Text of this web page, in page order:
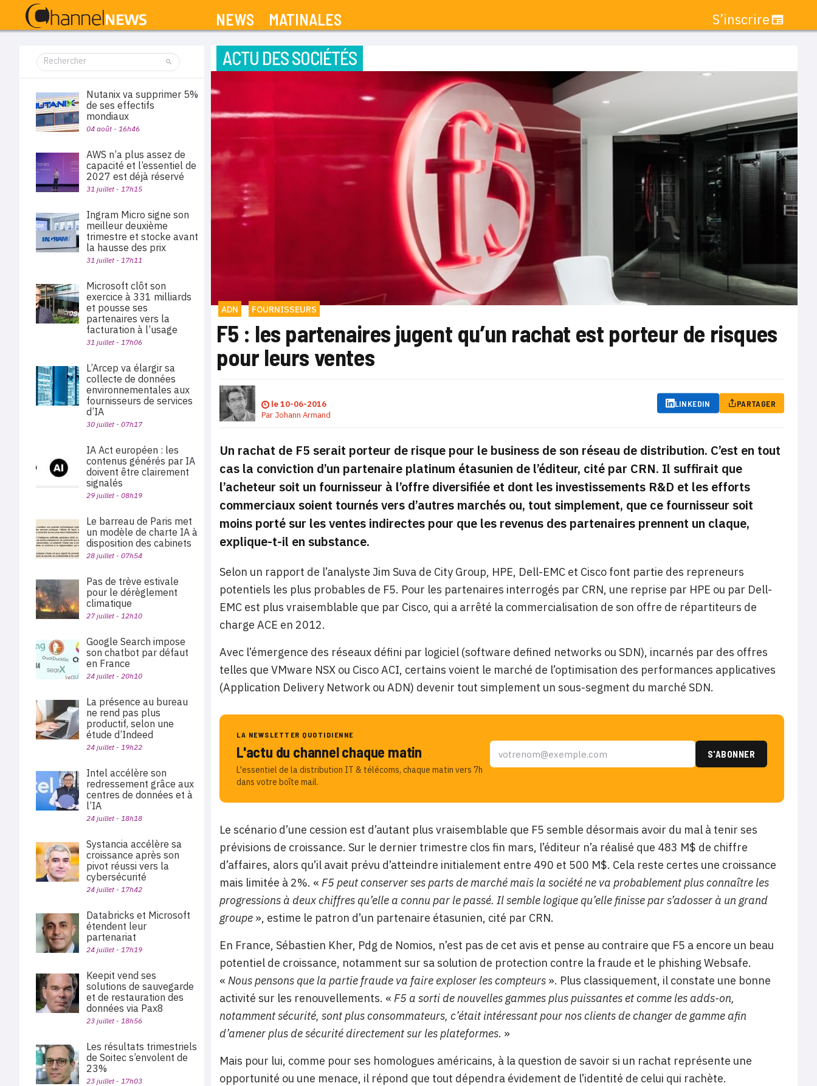
NEWS MATINALES S’inscrire
ACTU DES SOCIÉTÉS
ADN FOURNISSEURS
F5 : les partenaires jugent qu’un rachat est porteur de risques
pour leurs ventes
le10-06-2016
Par Johann Armand
LINKEDIN PARTAGER
Un rachat de F5 serait porteur de risque pour le business de son réseau de distribution. C’est en tout
cas la conviction d’un partenaire platinum étasunien de l’éditeur, cité par CRN. Il suffirait que
l’acheteur soit un fournisseur à l’offre diversifiée et dont les investissements R&D et les efforts
commerciaux soient tournés vers d’autres marchés ou, tout simplement, que ce fournisseur soit
moins porté sur les ventes indirectes pour que les revenus des partenaires prennent un claque,
explique-t-il en substance.
Selon un rapport de l’analyste Jim Suva de City Group, HPE, Dell-EMC et Cisco font partie des repreneurs
potentiels les plus probables de F5. Pour les partenaires interrogés par CRN, une reprise par HPE ou par Dell-
EMC est plus vraisemblable que par Cisco, qui a arrêté la commercialisation de son offre de répartiteurs de
charge ACE en 2012.
Avec l’émergence des réseaux défini par logiciel (software defined networks ou SDN), incarnés par des offres
telles que VMware NSX ou Cisco ACI, certains voient le marché de l’optimisation des performances applicatives
(Application Delivery Network ou ADN) devenir tout simplement un sous-segment du marché SDN.
LA NEWSLETTER QUOTIDIENNE
L'actu du channel chaque matin
L'essentiel de la distribution IT & télécoms, chaque matin vers 7h
dans votre boîte mail.
Le scénario d’une cession est d’autant plus vraisemblable que F5 semble désormais avoir du mal à tenir ses
prévisions de croissance. Sur le dernier trimestre clos fin mars, l’éditeur n’a réalisé que 483 M$ de chiffre
d’affaires, alors qu’il avait prévu d’atteindre initialement entre 490 et 500 M$. Cela reste certes une croissance
mais limitée à 2%. « F5 peut conserver ses parts de marché mais la société ne va probablement plus connaître les
progressions à deux chiffres qu’elle a connu par le passé. Il semble logique qu’elle finisse par s’adosser à un grand
groupe », estime le patron d’un partenaire étasunien, cité par CRN.
En France, Sébastien Kher, Pdg de Nomios, n’est pas de cet avis et pense au contraire que F5 a encore un beau
potentiel de croissance, notamment sur sa solution de protection contre la fraude et le phishing Websafe.
« Nous pensons que la partie fraude va faire exploser les compteurs ». Plus classiquement, il constate une bonne
activité sur les renouvellements. « F5 a sorti de nouvelles gammes plus puissantes et comme les adds-on,
notamment sécurité, sont plus consommateurs, c’était intéressant pour nos clients de changer de gamme afin
d’amener plus de sécurité directement sur les plateformes. »
Mais pour lui, comme pour ses homologues américains, à la question de savoir si un rachat représente une
opportunité ou une menace, il répond que tout dépendra évidement de l’identité de celui qui rachète.
Nutanix va supprimer 5%
de ses effectifs
mondiaux
04 août - 16h46
AWS n’a plus assez de
capacité et l’essentiel de
2027 est déjà réservé
31 juillet - 17h15
Ingram Micro signe son
meilleur deuxième
trimestre et stocke avant
la hausse des prix
31 juillet - 17h11
Microsoft clôt son
exercice à 331 milliards
et pousse ses
partenaires vers la
facturation à l’usage
31 juillet - 17h06
L’Arcep va élargir sa
collecte de données
environnementales aux
fournisseurs de services
d’IA
30 juillet - 07h17
IA Act européen : les
contenus générés par IA
doivent être clairement
signalés
29 juillet - 08h19
Le barreau de Paris met
un modèle de charte IA à
disposition des cabinets
28 juillet - 07h54
Pas de trève estivale
pour le dérèglement
climatique
27 juillet - 12h10
Google Search impose
son chatbot par défaut
en France
24 juillet - 20h10
La présence au bureau
ne rend pas plus
productif, selon une
étude d’Indeed
24 juillet - 19h22
Intel accélère son
redressement grâce aux
centres de données et à
l’IA
24 juillet - 18h18
Systancia accélère sa
croissance après son
pivot réussi vers la
cybersécurité
24 juillet - 17h42
Databricks et Microsoft
étendent leur
partenariat
24 juillet - 17h19
Keepit vend ses
solutions de sauvegarde
et de restauration des
données via Pax8
23 juillet - 18h56
Les résultats trimestriels
de Soitec s’envolent de
23%
23 juillet - 17h03